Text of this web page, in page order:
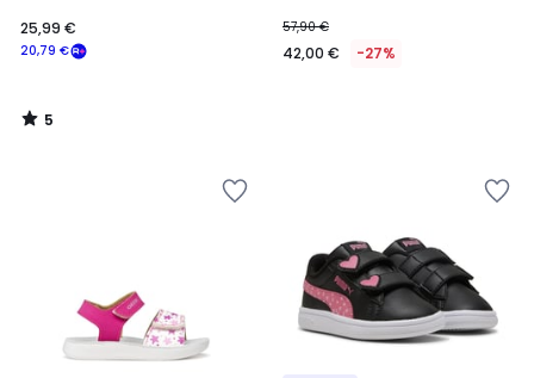
20,79 €
25,99 €
5
/
57,90 €
42,00 € -27%